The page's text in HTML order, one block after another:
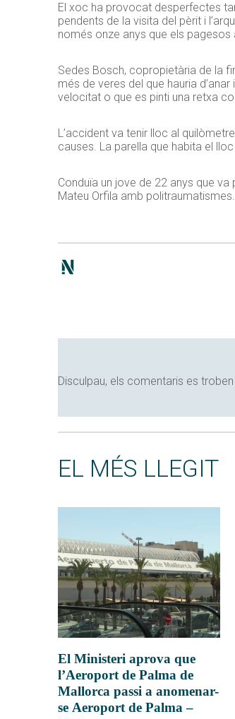
El xoc ha provocat desperfectes
pendents de la visita del pèrit i
només onze anys que els pagesos
Sedes Bosch, copropietària de la
més de veres del que hauria
velocitat o que es pinti una retxa
L’accident va tenir lloc al
causes. La parella que habita el
Conduïa un jove de 22 anys que va
Mateu Orfila amb politraumatismes.
Disculpau, els comentaris es
EL MÉS LLEGIT
El Ministeri aprova que
l’Aeroport de Palma de
Mallorca passi a anomenar-
se Aeroport de Palma –